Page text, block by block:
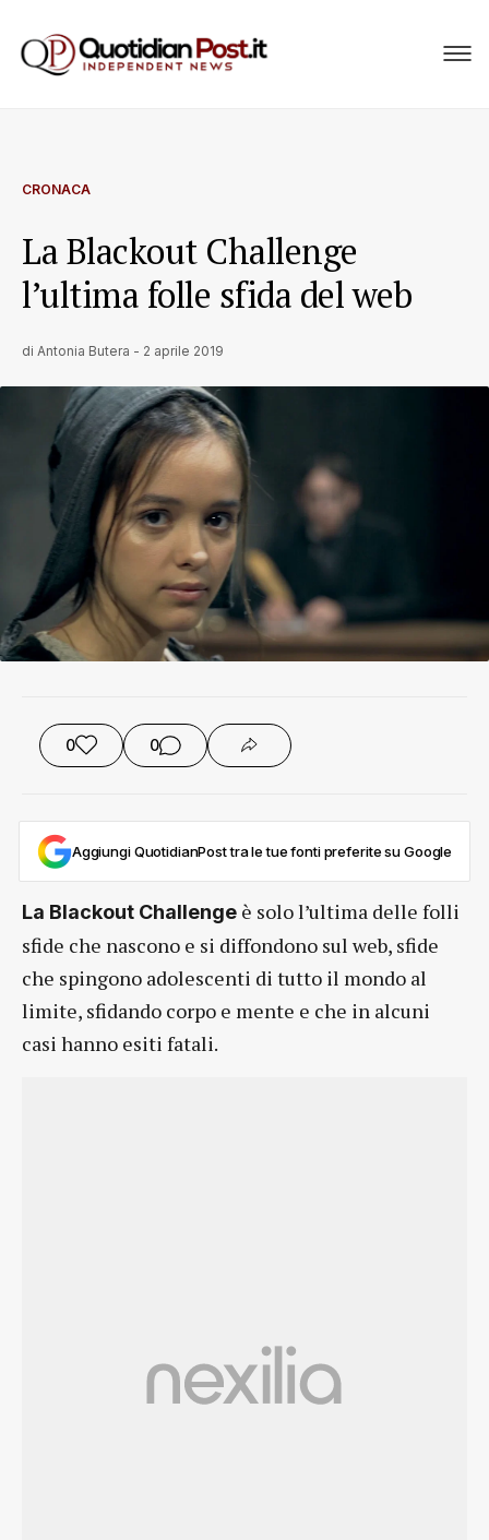
CRONACA
La Blackout Challenge
l’ultima folle sfida del web
di Antonia Butera - 2 aprile 2019
0 0
Aggiungi QuotidianPost tra le tue fonti preferite su Google
La Blackout Challenge è solo l’ultima delle folli
sfide che nascono e si diffondono sul web, sfide
che spingono adolescenti di tutto il mondo al
limite, sfidando corpo e mente e che in alcuni
casi hanno esiti fatali.